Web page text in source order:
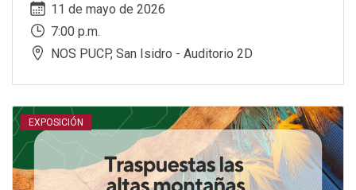
11 de mayo de 2026
7:00 p.m.
NOS PUCP, San Isidro - Auditorio 2D
EXPOSICIÓN